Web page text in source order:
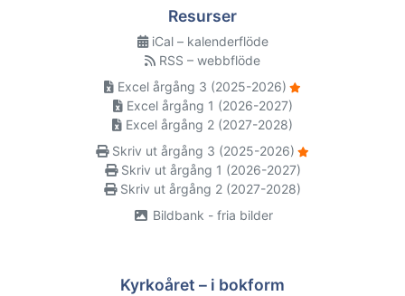
Resurser
iCal – kalenderflöde
RSS – webbflöde
Excel årgång 3 (2025-2026)
Excel årgång 1 (2026-2027)
Excel årgång 2 (2027-2028)
Skriv ut årgång 3 (2025-2026)
Skriv ut årgång 1 (2026-2027)
Skriv ut årgång 2 (2027-2028)
Bildbank - fria bilder
Kyrkoåret – i bokform